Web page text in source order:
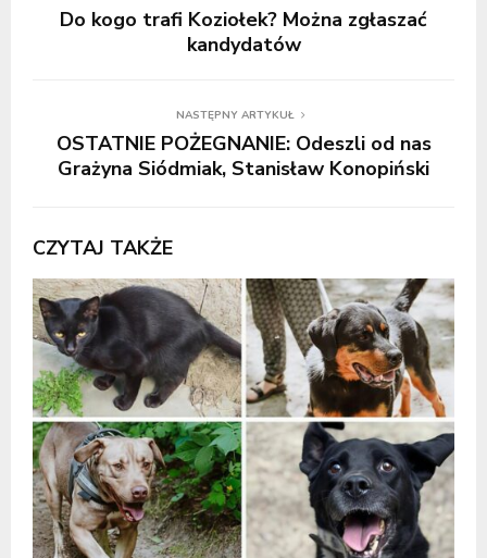
Do kogo trafi Koziołek? Można zgłaszać
kandydatów
NASTĘPNY ARTYKUŁ
OSTATNIE POŻEGNANIE: Odeszli od nas
Grażyna Siódmiak, Stanisław Konopiński
CZYTAJ TAKŻE